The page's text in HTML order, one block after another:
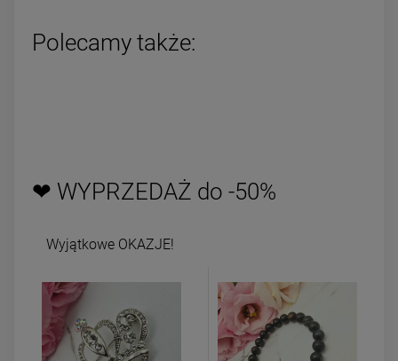
Polecamy także:
❤ WYPRZEDAŻ do -50%
Wyjątkowe OKAZJE!